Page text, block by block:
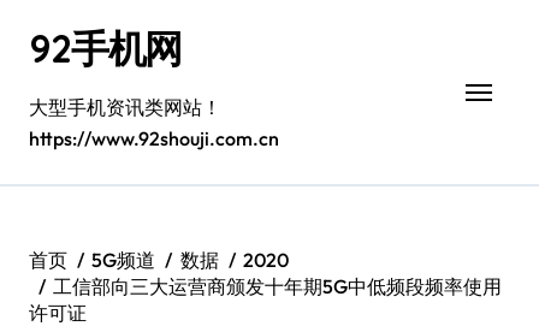
92手机网
大型手机资讯类网站！
https://www.92shouji.com.cn
首页 5G频道 数据
2020
工信部向三大运营商颁发十年期5G中低频段频率使用
许可证